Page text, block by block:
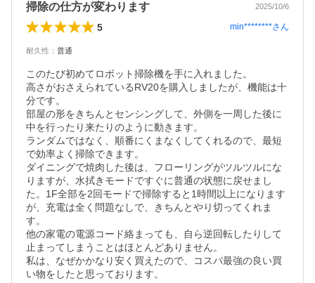
掃除の仕方が変わります 2025/10/6
5 min********さん
耐久性 ： 普通
このたび初めてロボット掃除機を手に入れました。
高さがおさえられているRV20を購入しましたが、機能は十
分です。
部屋の形をきちんとセンシングして、外側を一周した後に
中を行ったり来たりのように動きます。
ランダムではなく、順番にくまなくしてくれるので、最短
で効率よく掃除できます。
ダイニングで焼肉した後は、フローリングがツルツルにな
りますが、水拭きモードですぐに普通の状態に戻せまし
た。1F全部を2回モードで掃除すると1時間以上になります
が、充電は全く問題なしで、きちんとやり切ってくれま
す。
他の家電の電源コード絡まっても、自ら逆回転したりして
止まってしまうことはほとんどありません。
私は、なぜかかなり安く買えたので、コスパ最強の良い買
い物をしたと思っております。